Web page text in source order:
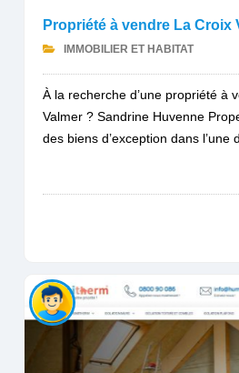
Propriété à vendre La Croix
IMMOBILIER ET HABITAT
À la recherche d’une propriété à
Valmer ? Sandrine Huvenne
des biens d’exception dans l’une